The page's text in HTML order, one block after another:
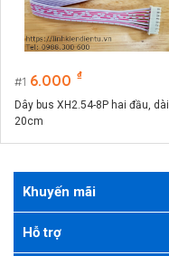
1 6.000 ₫
Dây bus XH2.54-8P hai đầu, dài
20cm
Khuyến mãi
Hỗ trợ